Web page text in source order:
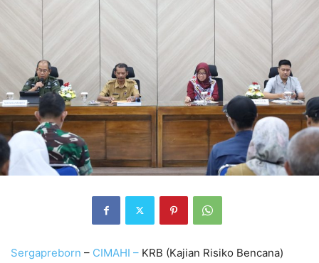
Sergapreborn – CIMAHI – KRB (Kajian Risiko Bencana)